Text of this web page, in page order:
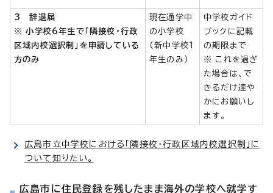
3 辞退届
※小学校6年生で「隣接校・行政
区域内校選択制」を申請している
方のみ
現在通学中
の小学校
（新中学校1
年生のみ）
中学校ガイド
ブックに記載
の期限まで
※ これを過ぎ
た場合は、で
きるだけ速や
かにお願いし
ます。
広島市立中学校における「隣接校・行政区域内校選択制」に
ついて知りたい。
広島市に住民登録を残したまま海外の学校へ就学す